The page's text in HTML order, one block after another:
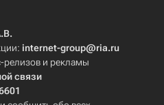
internet-group@ria.ru
и рекламы
связи